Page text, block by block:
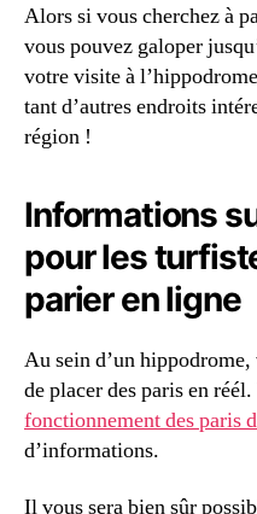
Alors si vous cherchez à
vous pouvez galoper
votre visite à
tant d’autres endroits
région !
Informations
pour les
parier en ligne
Au sein d’un
de placer des paris en
fonctionnement des paris
d’informations.
Il vous sera bien sûr